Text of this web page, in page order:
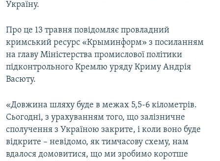
СПЕЦПРОЕКТИ
ДЕПОРТАЦІЯ
ВІДЕОУРОКИ «ELIFBE»
СВІДЧЕННЯ ОКУПАЦІЇ
УКРАЇНСЬКА ПРОБЛЕМА КРИМУ
ЯК ОБІЙТИ БЛОКУВАННЯ
Русский
Qırımtatar
Усі сайти RFE/RL
Україну.
Про це 13 травня повідомляє провладний
кримський ресурс «Крыминформ» з посиланням
на главу Міністерства промислової політики
підконтрольного Кремлю уряду Криму Андрія
Васюту.
«Довжина шляху буде в межах 5,5-6 кілометрів.
Сьогодні, з урахуванням того, що залізничне
сполучення з Україною закрите, і коли воно буде
відкрите – невідомо, як тимчасову схему, нам
вдалося домовитися, що ми зробимо коротше